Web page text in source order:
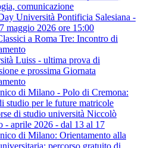
comunicazione
Università Pontificia Salesiana -
maggio 2026 ore 15:00
a Roma Tre: Incontro di
Luiss - ultima prova di
e prossima Giornata
di Milano - Polo di Cremona:
studio per le future matricole
di studio università Niccolò
- aprile 2026 - dal 13 al 17
di Milano: Orientamento alla